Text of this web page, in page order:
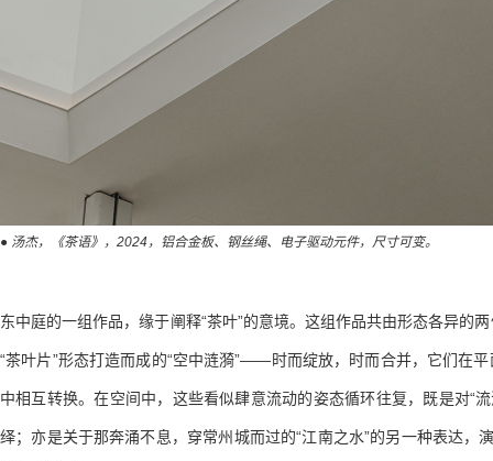
● 汤杰，《茶语》，2024，铝合金板、钢丝绳、电子驱动元件，尺寸可变。
东中庭的一组作品，缘于阐释“茶叶”的意境。这组作品共由形态各异的
“茶叶片”形态打造而成的“空中涟漪”——时而绽放，时而合并，它们在
中相互转换。在空间中，这些看似肆意流动的姿态循环往复，既是对“流
绎；亦是关于那奔涌不息，穿常州城而过的“江南之水”的另一种表达，